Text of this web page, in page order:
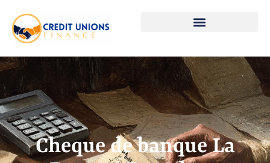
Cheque de banque La